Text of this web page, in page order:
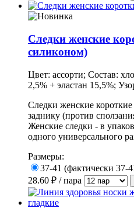
Следки женские
силиконом)
Цвет: ассорти; Состав:
2,5% + эластан 15,5%;
Следки женские
заднику (против
Женские следки - в
одного универсального
Размеры:
37-41 (фактически 37-
28.60 ₽ / пара